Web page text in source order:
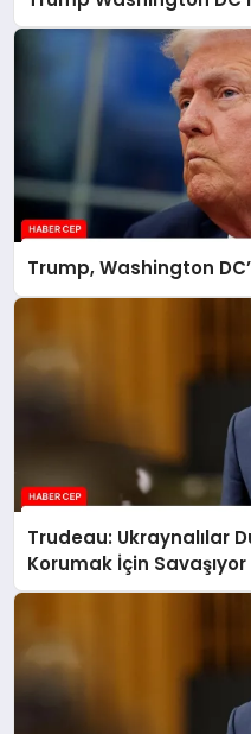
Trump, Washington
Trudeau: Ukraynalılar
Korumak İçin Savaşıyor